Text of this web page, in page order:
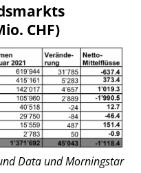
CHF)
Data und Morningstar